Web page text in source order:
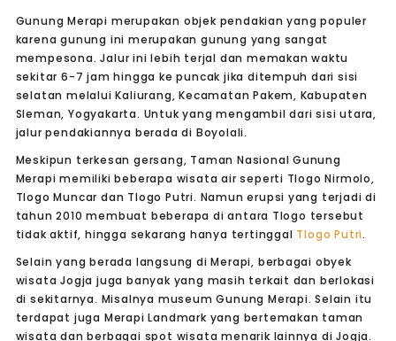
Gunung Merapi merupakan objek pendakian yang populer
karena gunung ini merupakan gunung yang sangat
mempesona. Jalur ini lebih terjal dan memakan waktu
sekitar 6-7 jam hingga ke puncak jika ditempuh dari sisi
selatan melalui Kaliurang, Kecamatan Pakem, Kabupaten
Sleman, Yogyakarta. Untuk yang mengambil dari sisi utara,
jalur pendakiannya berada di Boyolali.
Meskipun terkesan gersang, Taman Nasional Gunung
Merapi memiliki beberapa wisata air seperti Tlogo Nirmolo,
Tlogo Muncar dan Tlogo Putri. Namun erupsi yang terjadi di
tahun 2010 membuat beberapa di antara Tlogo tersebut
tidak aktif, hingga sekarang hanya tertinggal Tlogo Putri.
Selain yang berada langsung di Merapi, berbagai obyek
wisata Jogja juga banyak yang masih terkait dan berlokasi
di sekitarnya. Misalnya museum Gunung Merapi. Selain itu
terdapat juga Merapi Landmark yang bertemakan taman
wisata dan berbagai spot wisata menarik lainnya di Jogja.